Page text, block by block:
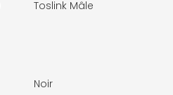
Toslink Mâle
Noir